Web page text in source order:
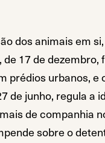
dos animais em
de 17 de dezembro,
prédios urbanos, e
de junho, regula a
de companhia
sobre o